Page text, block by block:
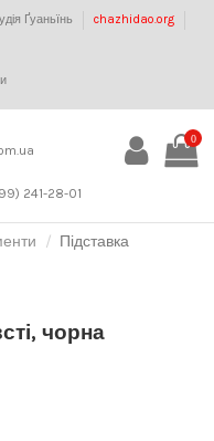
Ґуаньїнь chazhidao.org
0
241-28-01
Підставка
чорна